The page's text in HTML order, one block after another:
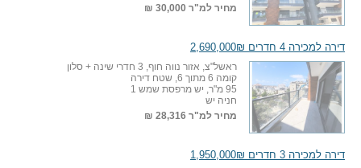
מחיר למ"ר 30,000 ₪
דירה למכירה 4 חדרים 2,690,000₪
ראשל"צ, אזור נווה חוף, 3 חדרי שינה + סלון
קומה 6 מתוך 6, שטח דירה
95 מ"ר, יש מרפסת שמש 1
חניה יש
מחיר למ"ר 28,316 ₪
דירה למכירה 3 חדרים 1,950,000₪